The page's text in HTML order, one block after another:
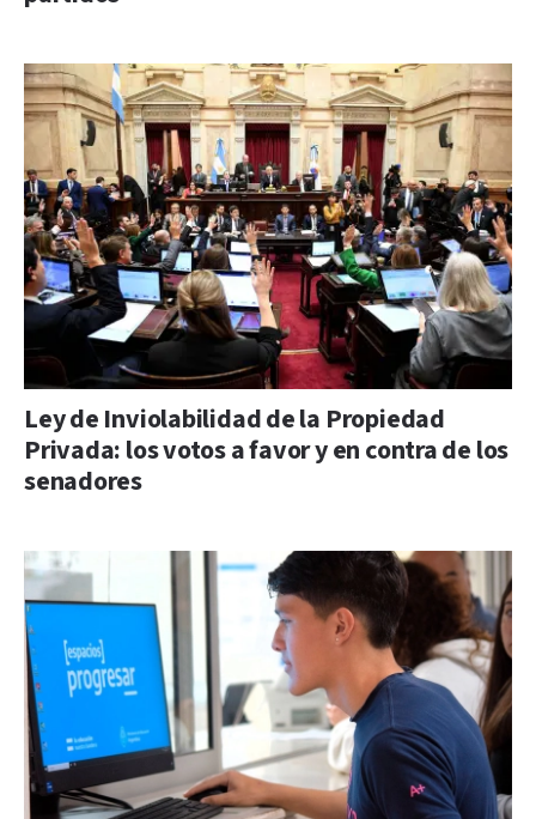
Ley de Inviolabilidad de la Propiedad
Privada: los votos a favor y en contra de los
senadores